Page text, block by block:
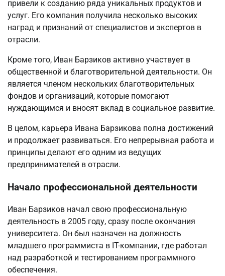
привели к созданию ряда уникальных продуктов и
услуг. Его компания получила несколько высоких
наград и признаний от специалистов и экспертов в
отрасли.
Кроме того, Иван Барзиков активно участвует в
общественной и благотворительной деятельности. Он
является членом нескольких благотворительных
фондов и организаций, которые помогают
нуждающимся и вносят вклад в социальное развитие.
В целом, карьера Ивана Барзикова полна достижений
и продолжает развиваться. Его непрерывная работа и
принципы делают его одним из ведущих
предпринимателей в отрасли.
Начало профессиональной деятельности
Иван Барзиков начал свою профессиональную
деятельность в 2005 году, сразу после окончания
университета. Он был назначен на должность
младшего программиста в IT-компании, где работал
над разработкой и тестированием программного
обеспечения.